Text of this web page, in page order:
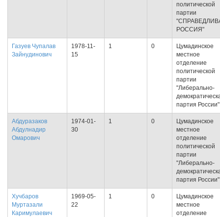
политической
партии
РОССИЯ"
Газуев Чупалав
Зайнудинович
1978-11-
15
1 0
Цумадинское
местное
отделение
политической
партии
"Либерально-
партия России"
Абдуразаков
Абдулнадир
Омарович
1974-01-
30
1 0
Цумадинское
местное
отделение
политической
партии
"Либерально-
партия России"
Хучбаров
Муртазали
Каримулаевич
1969-05-
22
1 0
Цумадинское
местное
отделение